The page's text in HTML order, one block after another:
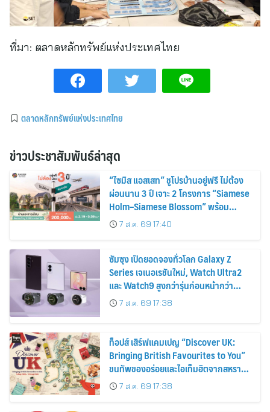
ที่มา: ตลาดหลักทรัพย์แห่งประเทศไทย
ตลาดหลักทรัพย์แห่งประเทศไทย
ข่าวประชาสัมพันธ์ล่าสุด
“ไซมิส แอสเสท” ชูโปรบ้านอยู่ฟรี ไม่ต้อง
ผ่อนนาน 3 ปี เจาะ 2 โครงการ “Siamese
Holm–Siamese Blossom” พร้อม
ส่วนลดและสิทธิพิเศษถึง 31 สิงหาคม
2569
7 ส.ค. 69 17:40
ซัมซุง เปิดยอดจองทั่วโลก Galaxy Z
Series เจเนอเรชันใหม่, Watch Ultra2
และ Watch9 สูงกว่ารุ่นก่อนหน้ากว่า
30%7 ส.ค. 69 17:38
ท็อปส์ เสิร์ฟแคมเปญ “Discover UK:
Bringing British Favourites to You”
ขนทัพของอร่อยและไอเท็มฮิตจากสหราช
อาณาจักร ส่งตรงถึงมือตั้งแต่วันนี้ – 18
สิงหาคมนี้
7 ส.ค. 69 17:38